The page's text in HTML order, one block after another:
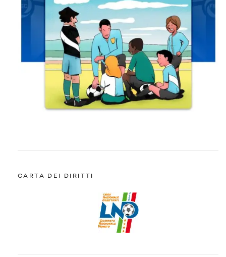
CARTA DEI DIRITTI